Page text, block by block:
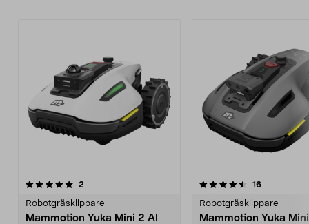
2
Robotgräsklippare
Mammotion Yuka Mini 2 AI
4.5av 5 stjärnor 16recensioner
Robotgräsklippare
Mammotion Yuka
5.0av 5 stjärnor